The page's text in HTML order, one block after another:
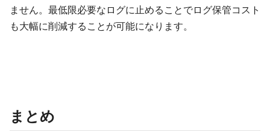
ません。最低限必要なログに止めることでログ保管コスト
も大幅に削減することが可能になります。
まとめ